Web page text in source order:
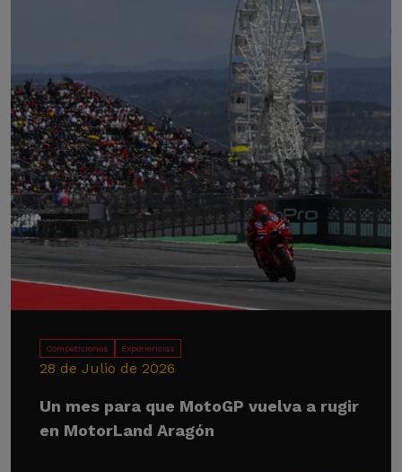
Competiciones Experiencias
28 de Julio de 2026
Un mes para que MotoGP vuelva a rugir
en MotorLand Aragón